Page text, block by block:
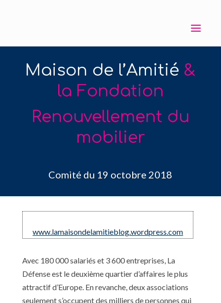
Maison de l’Amitié &
la Fondation
Renouvellement du
mobilier
Comité du 19 octobre 2018
www.lamaisondelamitieblog.wordpress.com
Avec 180 000 salariés et 3 600 entreprises, La
Défense est le deuxième quartier d’affaires le plus
attractif d’Europe. En revanche, deux associations
seulement s’occupent des milliers de personnes qui